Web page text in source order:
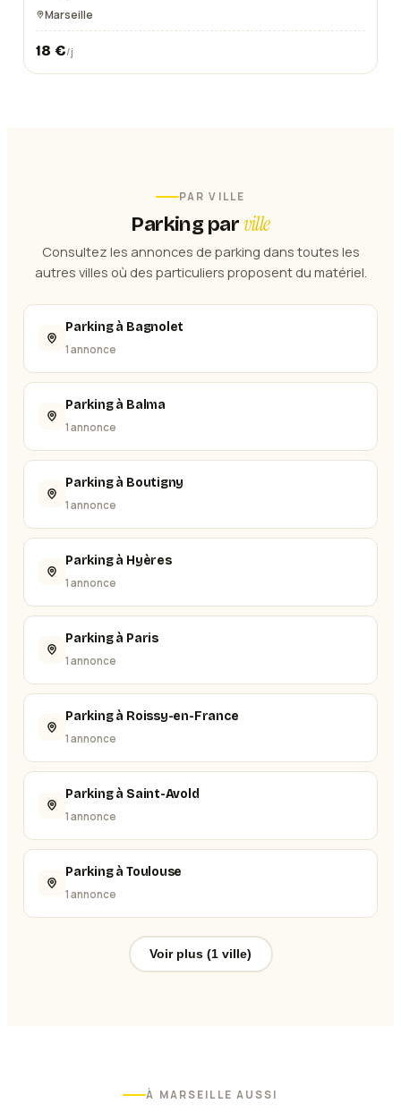
Marseille
18 €/j
PAR VILLE
Parkingparville
Consultez les annonces de parking dans toutes les
autres villes où des particuliers proposent du matériel.
Parking à Bagnolet
1 annonce
Parking à Balma
1 annonce
Parking à Boutigny
1 annonce
Parking à Hyères
1 annonce
Parking à Paris
1 annonce
Parking à Roissy-en-France
1 annonce
Parking à Saint-Avold
1 annonce
Parking à Toulouse
1 annonce
Voir plus (1 ville)
À MARSEILLE AUSSI